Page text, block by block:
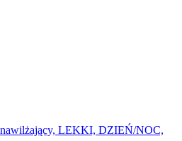
LEKKI, DZIEŃ/NOC,